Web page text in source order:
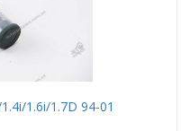
1.6i/1.7D 94-01